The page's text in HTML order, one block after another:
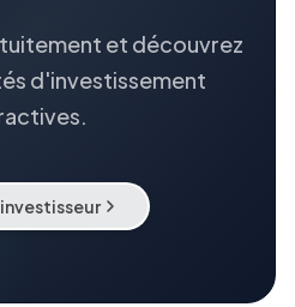
et découvrez
d'investissement